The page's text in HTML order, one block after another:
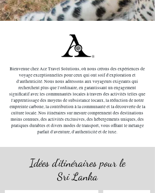
Bienvenue chez Ace Travel Solutions, où nous créons des expériences de
voyage exceptionnelles pour ceux qui ont soif d'exploration et
d'authenticité. Nous nous adressons aux voyageurs exigeants qui
recherchent plus que l'ordinaire, en garantissant un engagement
significatif avec les communautés locales à travers des activités telles que
l'apprentissage des moyens de subsistance locaux, la réduction de notre
empreinte carbone, la contribution à la communauté et la découverte de la
culture locale. Nos itinéraires sur mesure comprennent des destinations
moins connues, des activités exclusives, des hébergements uniques, des
pratiques durables et divers modes de transport, vous offrant le mélange
parfait d'aventure, d'authenticité et de luxe.
Idées d'itinéraires pour le
Sri Lanka